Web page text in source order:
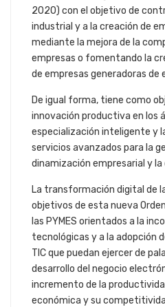
2020) con el objetivo de
industrial y a la creación de
mediante la mejora de la
empresas o fomentando la
de empresas generadoras de
De igual forma, tiene como
innovación productiva en los
especialización inteligente y
servicios avanzados para la
dinamización empresarial y la
La transformación digital de
objetivos de esta nueva
las PYMES orientados a la
tecnológicas y a la adopción
TIC que puedan ejercer de
desarrollo del negocio
incremento de la
económica y su